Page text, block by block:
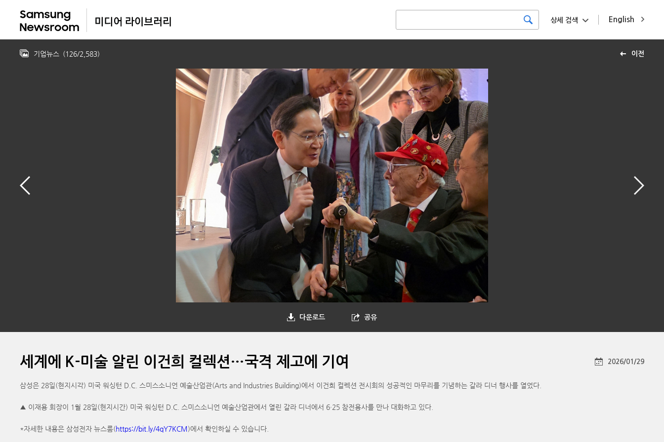
English
상세 검색
이전
기업뉴스 (126/2,583)
다운로드 공유
세계에 K-미술 알린 이건희 컬렉션…국격 제고에 기여 2026/01/29
삼성은 28일(현지시각) 미국 워싱턴 D.C. 스미스소니언 예술산업관(Arts and Industries Building)에서 이건희 컬렉션 전시회의 성공적인 마무리를 기념하는 갈라 디너 행사를 열었다.
▲ 이재용 회장이 1월 28일(현지시간) 미국 워싱턴 D.C. 스미스소니언 예술산업관에서 열린 갈라 디너에서 6·25 참전용사를 만나 대화하고 있다.
*자세한 내용은 삼성전자 뉴스룸(https://bit.ly/4qY7KCM)에서 확인하실 수 있습니다.